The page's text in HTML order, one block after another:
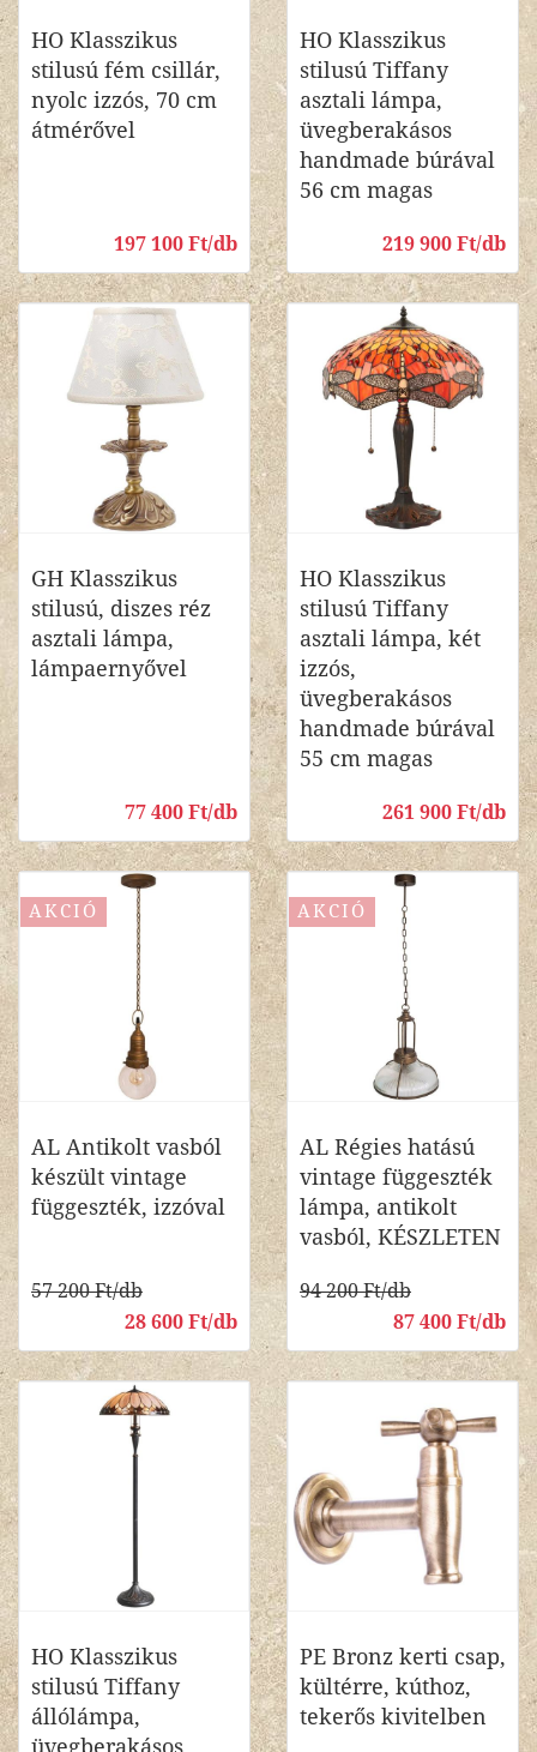
HO Klasszikus
stilusú fém csillár,
nyolc izzós, 70 cm
átmérővel
197 100 Ft/db
HO Klasszikus
stilusú Tiffany
asztali lámpa,
üvegberakásos
handmade búrával
56 cm magas
219 900 Ft/db
GH Klasszikus
stilusú, diszes réz
asztali lámpa,
lámpaernyővel
77 400 Ft/db
HO Klasszikus
stilusú Tiffany
asztali lámpa, két
izzós,
üvegberakásos
handmade búrával
55 cm magas
261 900 Ft/db
AKCIÓ
AL Antikolt vasból
készült vintage
függeszték, izzóval
57 200 Ft/db
28 600 Ft/db
AKCIÓ
AL Régies hatású
vintage függeszték
lámpa, antikolt
vasból, KÉSZLETEN
94 200 Ft/db
87 400 Ft/db
HO Klasszikus
stilusú Tiffany
állólámpa,
üvegberakásos
PE Bronz kerti csap,
kültérre, kúthoz,
tekerős kivitelben